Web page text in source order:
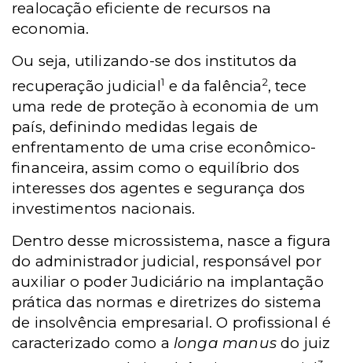
realocação eficiente de recursos na
economia.
Ou seja, utilizando-se dos institutos da
recuperação judicial1 e da falência2, tece
uma rede de proteção à economia de um
país, definindo medidas legais de
enfrentamento de uma crise econômico-
financeira, assim como o equilíbrio dos
interesses dos agentes e segurança dos
investimentos nacionais.
Dentro desse microssistema, nasce a figura
do administrador judicial, responsável por
auxiliar o poder Judiciário na implantação
prática das normas e diretrizes do sistema
de insolvência empresarial. O profissional é
caracterizado como a longa manusdo juiz